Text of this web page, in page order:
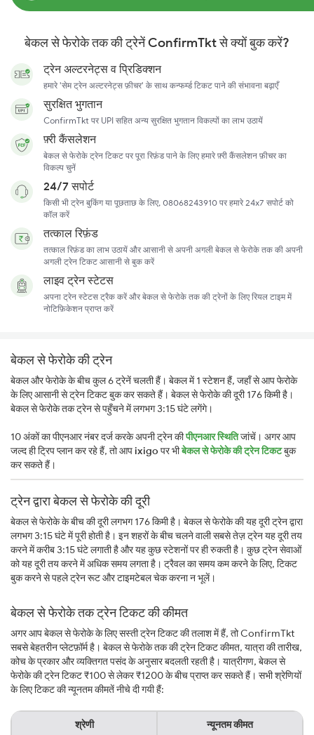
बेकल से फेरोके तक की ट्रेनें ConfirmTkt से क्यों बुक करें?
ट्रेन अल्टरनेट्स व प्रिडिक्शन
हमारे 'सेम ट्रेन अल्टरनेट्स फ़ीचर' के साथ कन्फर्म्ड टिकट पाने की संभावना बढ़ाएँ
सुरक्षित भुगतान
ConfirmTkt पर UPI सहित अन्य सुरक्षित भुगतान विकल्पों का लाभ उठायें
फ़्री कैंसलेशन
बेकल से फेरोके ट्रेन टिकट पर पूरा रिफ़ंड पाने के लिए हमारे फ़्री कैंसलेशन फ़ीचर का
विकल्प चुनें
24/7 सपोर्ट
किसी भी ट्रेन बुकिंग या पूछताछ के लिए, 08068243910 पर हमारे 24x7 सपोर्ट को
कॉल करें
तत्काल रिफ़ंड
तत्काल रिफ़ंड का लाभ उठायें और आसानी से अपनी अगली बेकल से फेरोके तक की अपनी
अगली ट्रेन टिकट आसानी से बुक करें
लाइव ट्रेन स्टेटस
अपना ट्रेन स्टेटस ट्रैक करें और बेकल से फेरोके तक की ट्रेनों के लिए रियल टाइम में
नोटिफ़िकेशन प्राप्त करें
बेकल से फेरोके की ट्रेन
बेकल और फेरोके के बीच कुल 6 ट्रेनें चलती हैं। बेकल में 1 स्टेशन हैं, जहाँ से आप फेरोके
के लिए आसानी से ट्रेन टिकट बुक कर सकते हैं। बेकल से फेरोके की दूरी 176 किमी है।
बेकल से फेरोके तक ट्रेन से पहुँचने में लगभग 3:15 घंटे लगेंगे।
10 अंकों का पीएनआर नंबर दर्ज करके अपनी ट्रेन कीपीएनआर स्थितिजांचें। अगर आप
जल्द ही ट्रिप प्लान कर रहे हैं, तो आपixigoपर भीबेकल से फेरोके की ट्रेन टिकटबुक
कर सकते हैं।
ट्रेन द्वारा बेकल से फेरोके की दूरी
बेकल से फेरोके के बीच की दूरी लगभग 176 किमी है। बेकल से फेरोके की यह दूरी ट्रेन द्वारा
लगभग 3:15 घंटे में पूरी होती है। इन शहरों के बीच चलने वाली सबसे तेज़ ट्रेन यह दूरी तय
करने में करीब 3:15 घंटे लगाती है और यह कुछ स्टेशनों पर ही रुकती है। कुछ ट्रेन सेवाओं
को यह दूरी तय करने में अधिक समय लगता है। ट्रैवल का समय कम करने के लिए, टिकट
बुक करने से पहले ट्रेन रूट और टाइमटेबल चेक करना न भूलें।
बेकल से फेरोके तक ट्रेन टिकट की कीमत
अगर आप बेकल से फेरोके के लिए सस्ती ट्रेन टिकट की तलाश में हैं, तो ConfirmTkt
सबसे बेहतरीन प्लेटफ़ॉर्म है। बेकल से फेरोके तक की ट्रेन टिकट कीमत, यात्रा की तारीख,
कोच के प्रकार और व्यक्तिगत पसंद के अनुसार बदलती रहती है। यात्रीगण, बेकल से
फेरोके की ट्रेन टिकट ₹100 से लेकर ₹1200 के बीच प्राप्त कर सकते हैं। सभी श्रेणियों
के लिए टिकट की न्यूनतम कीमतें नीचे दी गयी हैं:
श्रेणी न्यूनतम कीमत